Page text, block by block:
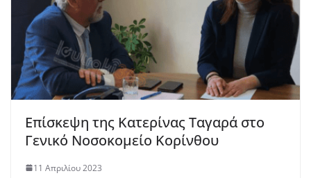
Επίσκεψη της Κατερίνας Ταγαρά στο
Γενικό Νοσοκομείο Κορίνθου
11 Απριλίου 2023